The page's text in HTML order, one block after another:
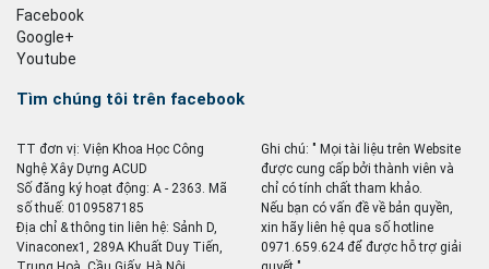
Facebook
Google+
Youtube
Tìm chúng tôi trên facebook
TT đơn vị: Viện Khoa Học Công
Nghệ Xây Dựng ACUD
Số đăng ký hoạt động: A - 2363. Mã
số thuế: 0109587185
Địa chỉ & thông tin liên hệ: Sảnh D,
Vinaconex1, 289A Khuất Duy Tiến,
Ghi chú: " Mọi tài liệu trên Website
được cung cấp bởi thành viên và
chỉ có tính chất tham khảo.
Nếu bạn có vấn đề về bản quyền,
xin hãy liên hệ qua số hotline
0971.659.624 để được hỗ trợ giải